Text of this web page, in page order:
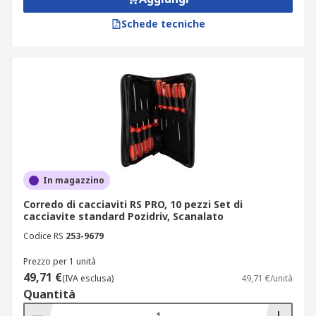
Set cacciaviti e giraviti dei
Per garantire prestazioni elevate, su RS trovi set
di cacciaviti e kit cacciaviti dei migliori marchi:
Wera: eccellenza in innovazione e qualità
RS PRO: affidabilità e ottimo rapporto
qualità-prezzo;
Facom: strumenti progettati per i
precisione;
Stanley: uno dei brand più noti per utensili
manuali;
Schede tecniche
In magazzino
Corredo di cacciaviti RS PRO, 10 pezzi Set di
cacciavite standard Pozidriv, Scanalato
Codice RS 253-9679
Prezzo per 1 unità
49,71 €(IVA esclusa) 49,71 €/unità
Quantità